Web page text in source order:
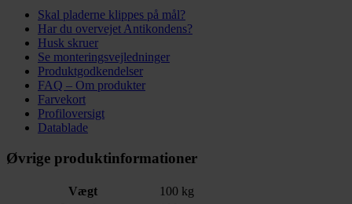
Skal pladerne klippes på mål?
Har du overvejet Antikondens?
Husk skruer
Se monteringsvejledninger
Produktgodkendelser
FAQ – Om produkter
Farvekort
Profiloversigt
Datablade
Øvrige produktinformationer
Vægt
100 kg